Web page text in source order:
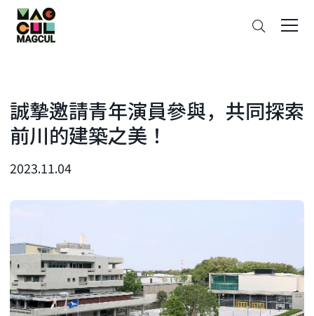
ン
テ
ン
キ
ッ
プ
誠摯邀請青年演員參與，共同探索
前川的建築之美！
2023.11.04